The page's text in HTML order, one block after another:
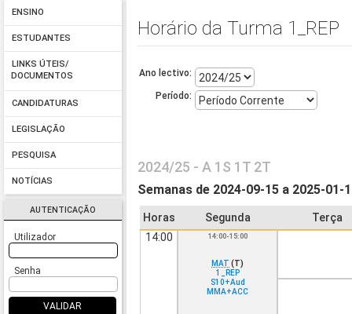
ENSINO
ESTUDANTES
LINKS ÚTEIS/
DOCUMENTOS
CANDIDATURAS
LEGISLAÇÃO
PESQUISA
NOTÍCIAS
AUTENTICAÇÃO
Utilizador
Senha
VALIDAR
Horário da Turma 1_REP
Ano lectivo:
Período:
2024/25 - A 1S 1T 2T
Semanas de 2024-09-15 a 2025-01-
Horas Segunda
Terça
14:00
14:00-15:00
MAT (T)
1_REP
S10+Aud
MMA+ACC